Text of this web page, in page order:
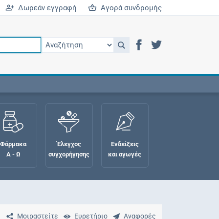
Δωρεάν εγγραφή Αγορά συνδρομής
Φάρμακα
Α - Ω
Έλεγχος
συγχορήγησης
Ενδείξεις
και αγωγές
Μοιραστείτε Ευρετήριο Αναφορές